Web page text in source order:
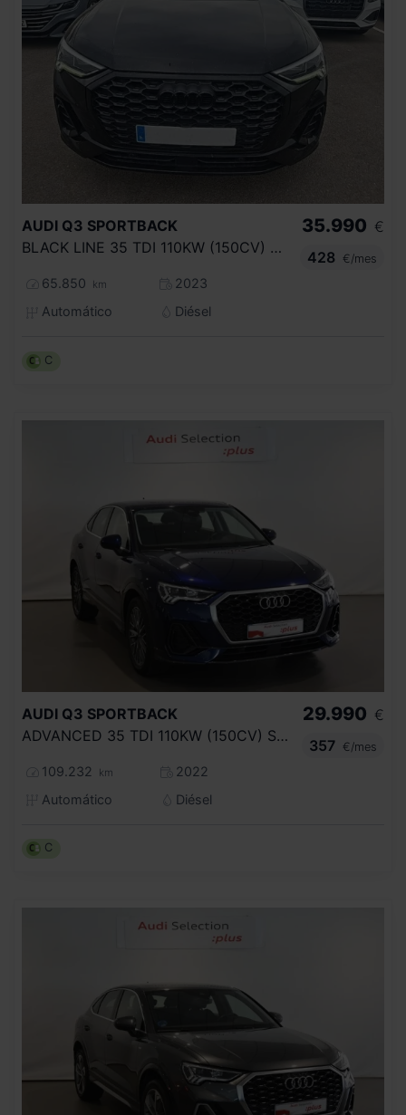
AUDI Q3 SPORTBACK
BLACK LINE 35 TDI 110KW (150CV) S TRONIC
65.850 km
2023
Automático
Diésel
35.990 €
428
€/mes
C
AUDI Q3 SPORTBACK
ADVANCED 35 TDI 110KW (150CV) S TRONIC
109.232 km
2022
Automático
Diésel
29.990 €
357
€/mes
C